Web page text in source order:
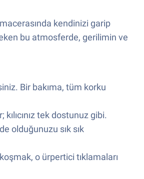
kendinizi garip
bu atmosferde, gerilimin ve
Bir bakıma, tüm korku
tek dostunuz gibi.
olduğunuzu sık sık
o ürpertici tıklamaları